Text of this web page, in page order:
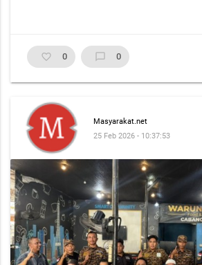
favorite_border 0 chat_bubble_outline 0
Masyarakat.net
25 Feb 2026 - 10:37:53